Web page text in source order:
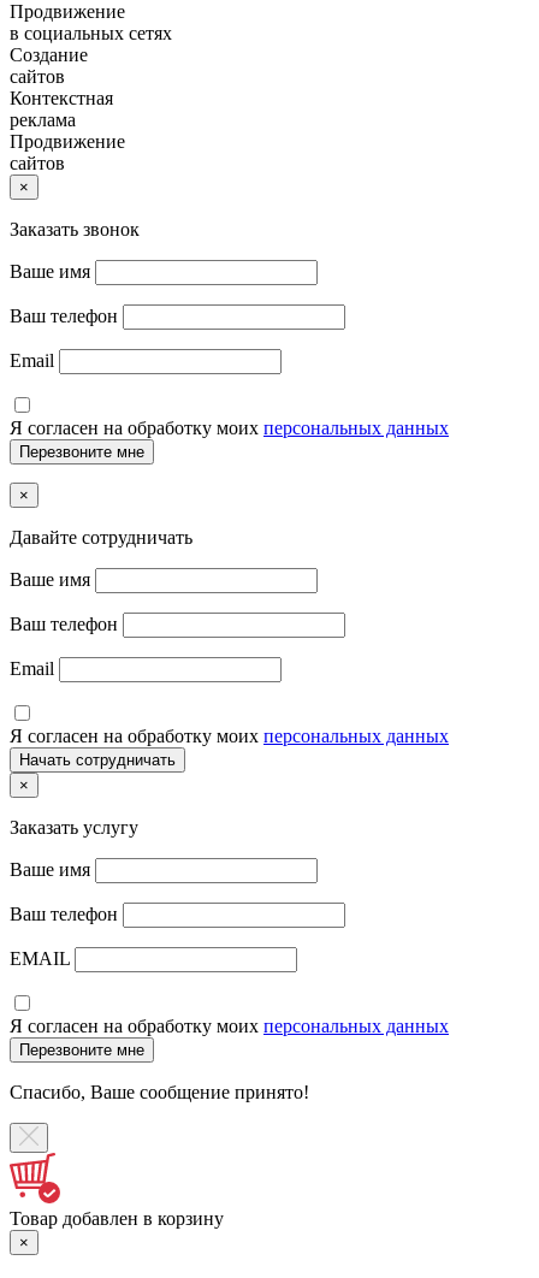
Продвижение
в социальных сетях
Создание
сайтов
Контекстная
реклама
Продвижение
сайтов
×
Заказать звонок
Ваше имя
Ваш телефон
Email
Я согласен на обработку моих персональных данных
×
Давайте сотрудничать
Ваше имя
Ваш телефон
Email
Я согласен на обработку моих персональных данных
×
Заказать услугу
Ваше имя
Ваш телефон
EMAIL
Я согласен на обработку моих персональных данных
Спасибо, Ваше сообщение принято!
Товар добавлен в корзину
×